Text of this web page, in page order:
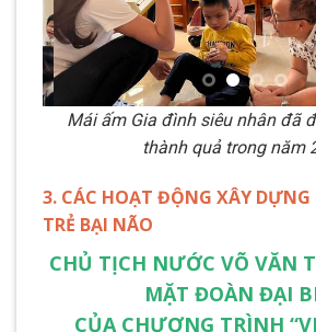
Mái ấm Gia đình siêu nhân đã
thành quả trong năm
3. CÁC HOẠT ĐỘNG XÂY
TRẺ BẠI NÃO
CHỦ TỊCH NƯỚC VÕ VĂN
MẶT ĐOÀN ĐẠI
CỦA CHƯƠNG TRÌNH